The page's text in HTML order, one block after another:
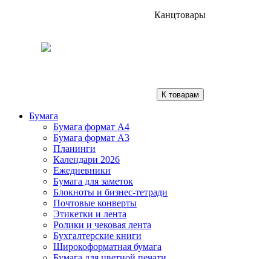
Канцтовары
К товарам
Бумага
Бумага формат А4
Бумага формат А3
Планинги
Календари 2026
Ежедневники
Бумага для заметок
Блокноты и бизнес-тетради
Почтовые конверты
Этикетки и лента
Ролики и чековая лента
Бухгалтерские книги
Широкоформатная бумага